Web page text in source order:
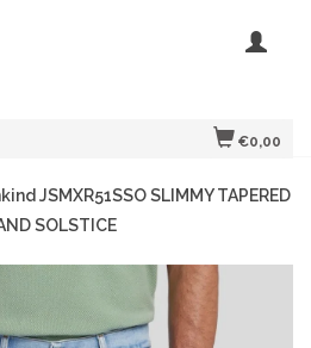
€0,00
JSMXR51SSO SLIMMY TAPERED
SOLSTICE